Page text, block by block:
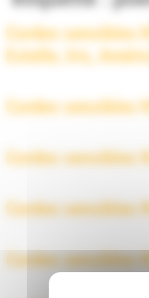
Cordes sensibles
Estelle, Iris,
Cordes sensibles
Cordes sensibles
Cordes sensibles
Cordes sensibles